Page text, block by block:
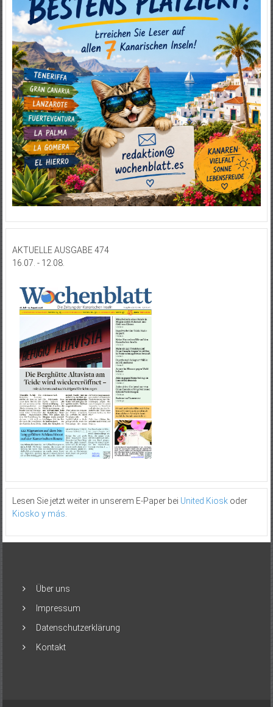
AKTUELLE AUSGABE 474
16.07. - 12.08.
Lesen Sie jetzt weiter in unserem E-Paper bei United Kioskoder
Kiosko y más.
Über uns
Impressum
Datenschutzerklärung
Kontakt